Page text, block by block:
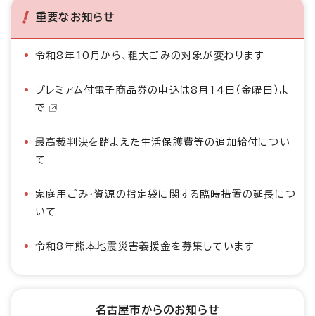
重要なお知らせ
令和8年10月から、粗大ごみの対象が変わります
プレミアム付電子商品券の申込は8月14日（金曜日）ま
で
最高裁判決を踏まえた生活保護費等の追加給付につい
て
家庭用ごみ・資源の指定袋に関する臨時措置の延長につ
いて
令和8年熊本地震災害義援金を募集しています
名古屋市からのお知らせ